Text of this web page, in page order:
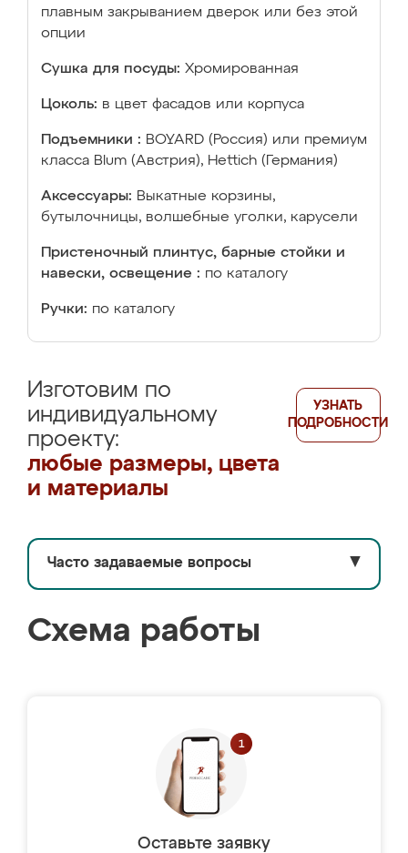
плавным закрыванием дверок или без этой
опции
Сушка для посуды: Хромированная
Цоколь: в цвет фасадов или корпуса
Подъемники : BOYARD (Россия) или премиум
класса Blum (Австрия), Hettich (Германия)
Аксессуары: Выкатные корзины,
бутылочницы, волшебные уголки, карусели
Пристеночный плинтус, барные стойки и
навески, освещение : по каталогу
Ручки: по каталогу
Изготовим по
индивидуальному
проекту:
любые размеры, цвета
и материалы
УЗНАТЬ
ПОДРОБНОСТИ
Часто задаваемые вопросы ▼
Схема работы
Оставьте заявку